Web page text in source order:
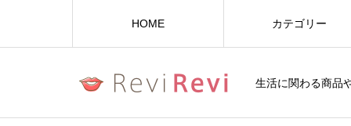
生活に関わる商品
HOME カテゴリー